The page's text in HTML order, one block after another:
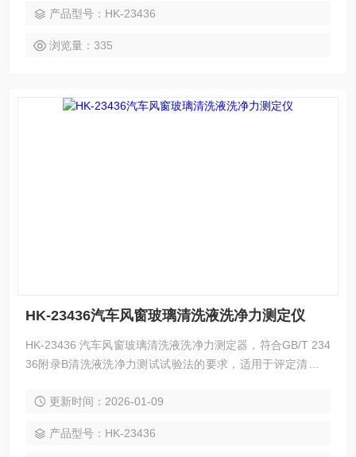
产品型号：HK-23436
浏览量：335
HK-23436汽车风窗玻璃清洗液洗净力测定仪
HK-23436 汽车风窗玻璃清洗液洗净力测定器，符合GB/T 234
36附录B清洗液洗净力测试试验法的要求，适用于评定清洗液
更新时间：2026-01-09
产品型号：HK-23436